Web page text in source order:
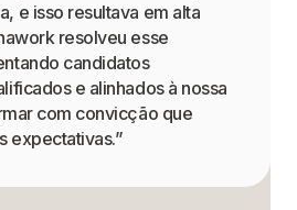
e isso resultava em alta
resolveu esse
candidatos
e alinhados à nossa
com convicção que
expectativas.”